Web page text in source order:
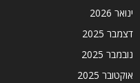
ינואר 2026
דצמבר 2025
נובמבר 2025
אוקטובר 2025